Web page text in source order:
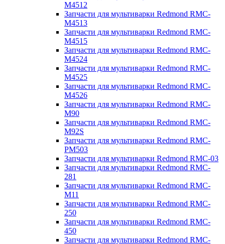
M4512
Запчасти для мультиварки Redmond RMC-
M4513
Запчасти для мультиварки Redmond RMC-
M4515
Запчасти для мультиварки Redmond RMC-
M4524
Запчасти для мультиварки Redmond RMC-
M4525
Запчасти для мультиварки Redmond RMC-
M4526
Запчасти для мультиварки Redmond RMC-
M90
Запчасти для мультиварки Redmond RMC-
M92S
Запчасти для мультиварки Redmond RMC-
PM503
Запчасти для мультиварки Redmond RMC-03
Запчасти для мультиварки Redmond RMC-
281
Запчасти для мультиварки Redmond RMC-
M11
Запчасти для мультиварки Redmond RMC-
250
Запчасти для мультиварки Redmond RMC-
450
Запчасти для мультиварки Redmond RMC-